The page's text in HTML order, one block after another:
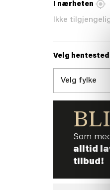
I nærheten
Ikke tilgjengelig
Velg hentested
Som
alltid
tilbud!